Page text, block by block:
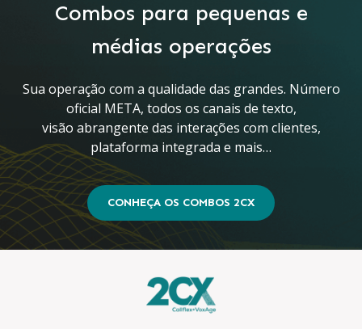
Combos para pequenas e
médias operações
Sua operação com a qualidade das grandes. Número
oficial META, todos os canais de texto,
visão abrangente das interações com clientes,
plataforma integrada e mais…
CONHEÇA OS COMBOS 2CX